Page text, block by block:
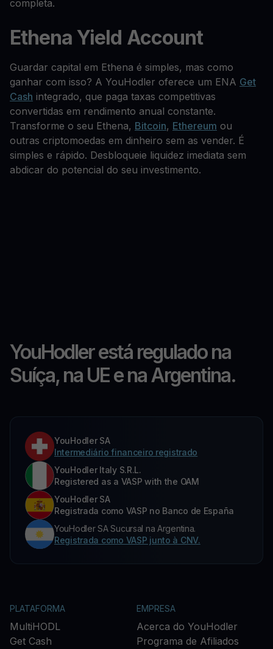
completa.
Ethena Yield Account
Guardar capital em Ethena é simples, mas como
ganhar com isso? A YouHodler oferece um ENA Get
Cash integrado, que paga taxas competitivas
convertidas em rendimento anual constante.
Transforme o seu Ethena, Bitcoin, Ethereum ou
outras criptomoedas em dinheiro sem as vender. É
simples e rápido. Desbloqueie liquidez imediata sem
abdicar do potencial do seu investimento.
YouHodler está regulado na
Suíça, na UE e na Argentina.
YouHodler SA
Intermediário financeiro registrado
YouHodler Italy S.R.L.
Registered as a VASP with the OAM
YouHodler SA
Registrada como VASP no Banco de España
YouHodler SA Sucursal na Argentina.
Registrada como VASP junto à CNV.
PLATAFORMA
MultiHODL
Get Cash
EMPRESA
Acerca do YouHodler
Programa de Afiliados